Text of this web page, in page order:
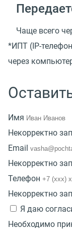
Чаще всего
*ИПТ (IP-
через
Имя
Некорректно
Email
Некорректно
Телефон
Некорректно
Я даю
Необходимо